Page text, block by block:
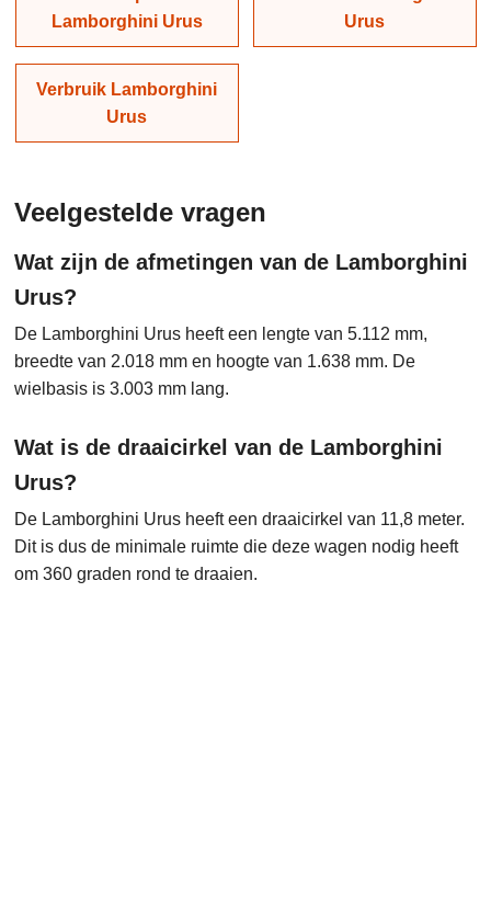
Lamborghini Urus
Urus
Verbruik Lamborghini
Urus
Veelgestelde vragen
Wat zijn de afmetingen van de Lamborghini
Urus?
De Lamborghini Urus heeft een lengte van 5.112 mm,
breedte van 2.018 mm en hoogte van 1.638 mm. De
wielbasis is 3.003 mm lang.
Wat is de draaicirkel van de Lamborghini
Urus?
De Lamborghini Urus heeft een draaicirkel van 11,8 meter.
Dit is dus de minimale ruimte die deze wagen nodig heeft
om 360 graden rond te draaien.